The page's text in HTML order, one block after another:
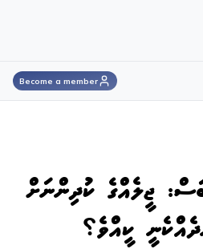
Become a member
ޖީލެއްގެ ކުދިންނަށް
ކީއްވެ؟